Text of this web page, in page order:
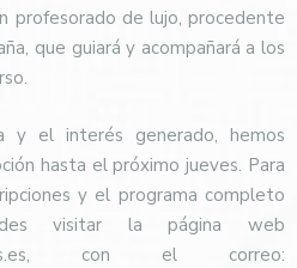
profesorado de lujo, procedente
que guiará y acompañará a los
y el interés generado, hemos
hasta el próximo jueves. Para
y el programa completo
visitar la página web
con el correo: